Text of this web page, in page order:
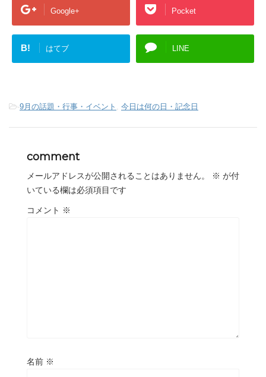
Google+ Pocket
B! はてブ LINE
-9月の話題・行事・イベント 今日は何の日・記念日
comment
メールアドレスが公開されることはありません。 ※ が付
いている欄は必須項目です
コメント ※
名前 ※